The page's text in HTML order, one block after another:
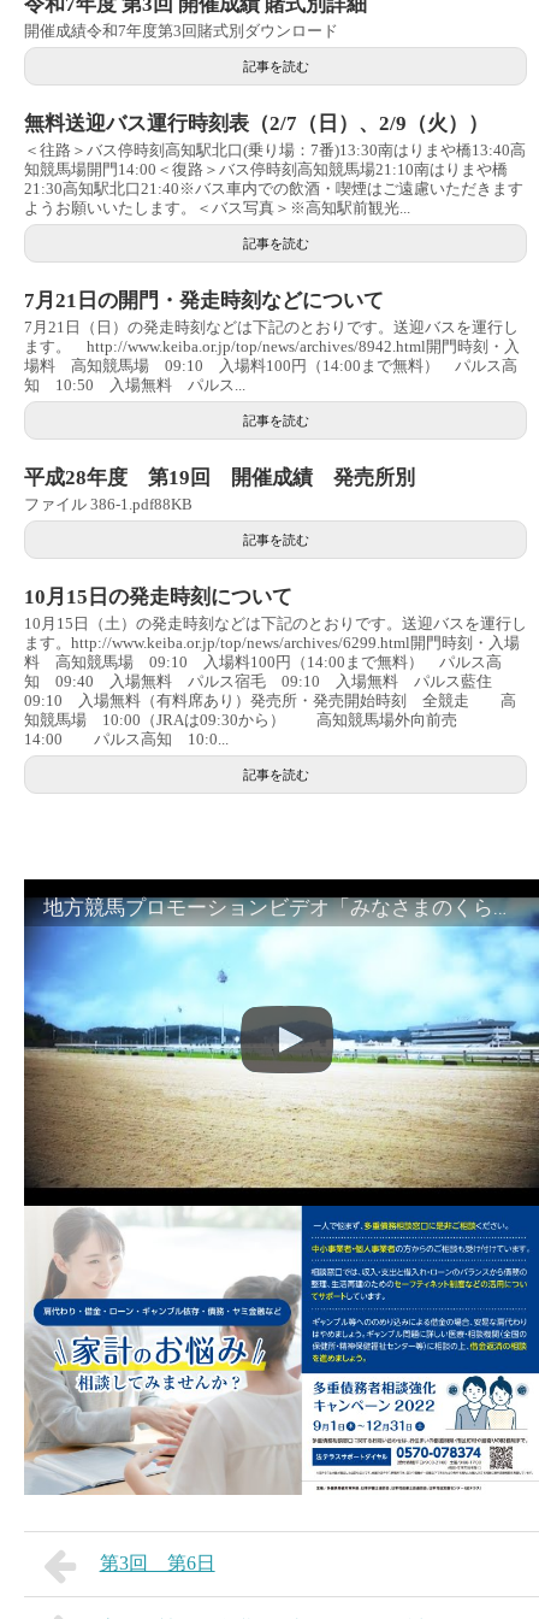
開催成績令和7年度第3回賭式別ダウンロード
記事を読む
無料送迎バス運行時刻表（2/7（日）、2/9（火））
＜往路＞バス停時刻高知駅北口(乗り場：7番)13:30南はりまや橋13:40高
知競馬場開門14:00＜復路＞バス停時刻高知競馬場21:10南はりまや橋
21:30高知駅北口21:40※バス車内での飲酒・喫煙はご遠慮いただきます
ようお願いいたします。＜バス写真＞※高知駅前観光...
記事を読む
7月21日の開門・発走時刻などについて
7月21日（日）の発走時刻などは下記のとおりです。送迎バスを運行し
ます。 http://www.keiba.or.jp/top/news/archives/8942.html開門時刻・入
場料 高知競馬場 09:10 入場料100円（14:00まで無料） パルス高
知 10:50 入場無料 パルス...
記事を読む
平成28年度 第19回 開催成績 発売所別
ファイル 386-1.pdf88KB
記事を読む
10月15日の発走時刻について
10月15日（土）の発走時刻などは下記のとおりです。送迎バスを運行し
ます。http://www.keiba.or.jp/top/news/archives/6299.html開門時刻・入場
料 高知競馬場 09:10 入場料100円（14:00まで無料） パルス高
知 09:40 入場無料 パルス宿毛 09:10 入場無料 パルス藍住
09:10 入場無料（有料席あり）発売所・発売開始時刻 全競走 高
知競馬場 10:00（JRAは09:30から） 高知競馬場外向前売
14:00 パルス高知 10:0...
記事を読む
地方競馬プロモーションビデオ「みなさまのくらしのために」30秒篇｜NAR公式
第3回 第6日